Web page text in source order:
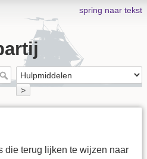
spring naar tekst
>
die terug lijken te wijzen naar